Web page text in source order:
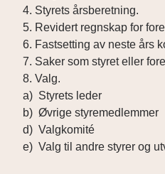
4. Styrets årsberetning.
5. Revidert regnskap for
6. Fastsetting av neste års
7. Saker som styret eller
8. Valg.
a) Styrets leder
b) Øvrige styremedlemmer
d) Valgkomité
e) Valg til andre styrer og